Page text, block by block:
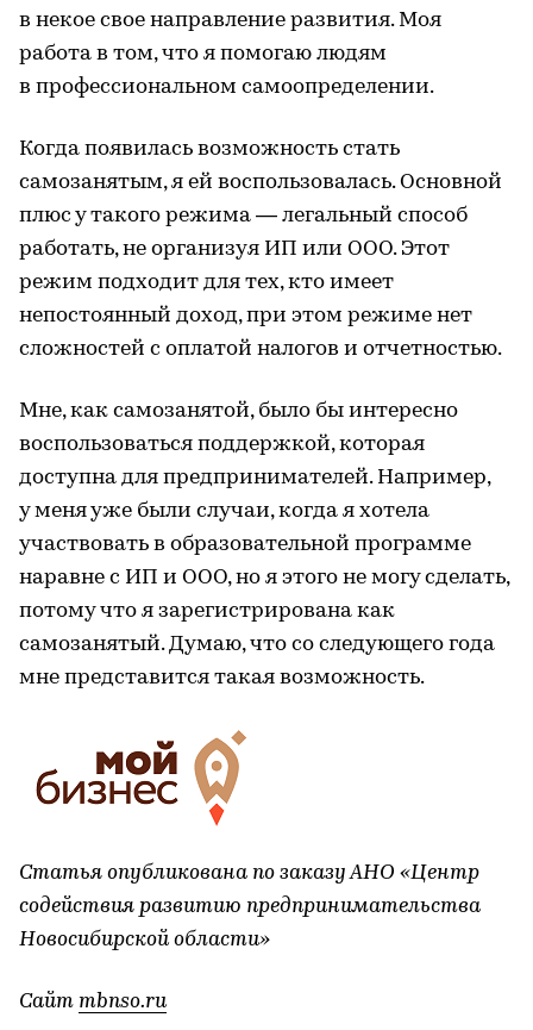
в некое свое направление развития. Моя
работа в том, что я помогаю людям
в профессиональном самоопределении.
Когда появилась возможность стать
самозанятым, я ей воспользовалась. Основной
плюс у такого режима — легальный способ
работать, не организуя ИП или ООО. Этот
режим подходит для тех, кто имеет
непостоянный доход, при этом режиме нет
сложностей с оплатой налогов и отчетностью.
Мне, как самозанятой, было бы интересно
воспользоваться поддержкой, которая
доступна для предпринимателей. Например,
у меня уже были случаи, когда я хотела
участвовать в образовательной программе
наравне с ИП и ООО, но я этого не могу сделать,
потому что я зарегистрирована как
самозанятый. Думаю, что со следующего года
мне представится такая возможность.
Статья опубликована по заказу АНО «Центр
содействия развитию предпринимательства
Новосибирской области»
Сайт mbnso.ru